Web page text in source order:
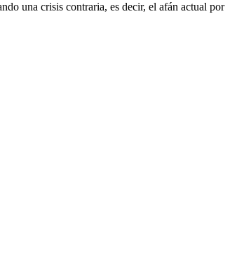
una crisis contraria, es decir, el afán actual por